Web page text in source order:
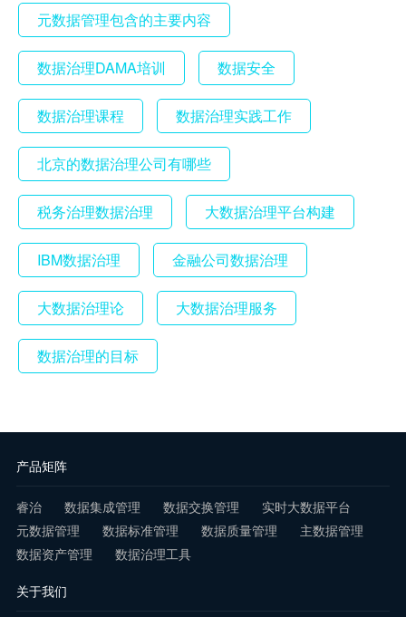
元数据管理包含的主要内容
数据治理DAMA培训 数据安全
数据治理课程 数据治理实践工作
北京的数据治理公司有哪些
税务治理数据治理 大数据治理平台构建
IBM数据治理 金融公司数据治理
大数据治理论 大数据治理服务
数据治理的目标
产品矩阵
睿治 数据集成管理 数据交换管理
实时大数据平台
元数据管理
数据标准管理 数据质量管理
主数据管理
数据资产管理
数据治理工具
关于我们